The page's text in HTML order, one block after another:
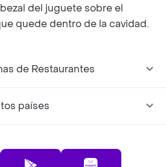
del juguete sobre el
quede dentro de la cavidad.
de Restaurantes
países